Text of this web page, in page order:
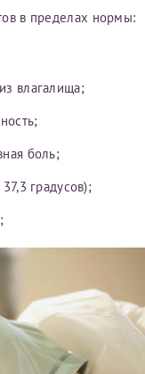
в пределах нормы:
влагалища;
боль;
градусов);